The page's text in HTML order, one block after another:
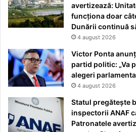
avertizează:
funcționa doar
Dunării continuă
4 august 2026
Victor Ponta
partid politic: „Va
alegeri
4 august 2026
Statul pregătește
inspectorii ANAF
Patronatele